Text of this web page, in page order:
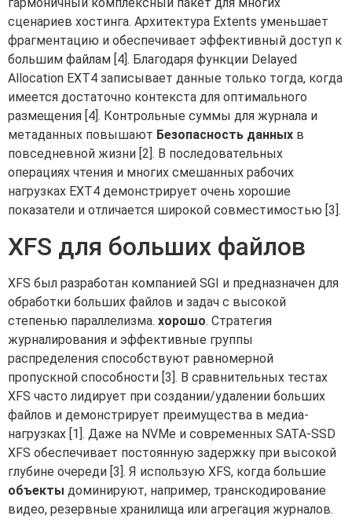
сценариев хостинга. Архитектура Extents уменьшает
фрагментацию и обеспечивает эффективный доступ к
большим файлам [4]. Благодаря функции Delayed
Allocation EXT4 записывает данные только тогда, когда
имеется достаточно контекста для оптимального
размещения [4]. Контрольные суммы для журнала и
метаданных повышают Безопасность данных в
повседневной жизни [2]. В последовательных
операциях чтения и многих смешанных рабочих
нагрузках EXT4 демонстрирует очень хорошие
показатели и отличается широкой совместимостью [3].
XFS для больших файлов
XFS был разработан компанией SGI и предназначен для
обработки больших файлов и задач с высокой
степенью параллелизма. хорошо. Стратегия
журналирования и эффективные группы
распределения способствуют равномерной
пропускной способности [3]. В сравнительных тестах
XFS часто лидирует при создании/удалении больших
файлов и демонстрирует преимущества в медиа-
нагрузках [1]. Даже на NVMe и современных SATA-SSD
XFS обеспечивает постоянную задержку при высокой
глубине очереди [3]. Я использую XFS, когда большие
объекты доминируют, например, транскодирование
видео, резервные хранилища или агрегация журналов.